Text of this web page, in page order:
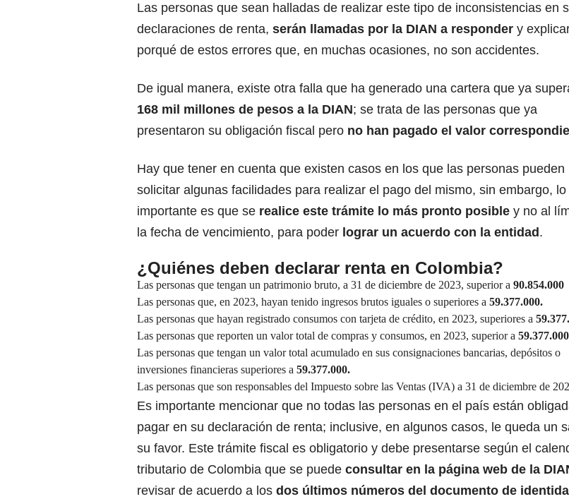
Las personas que sean halladas de realizar este tipo de inconsistencias en
declaraciones de renta, serán llamadas por la DIAN a responder y
porqué de estos errores que, en muchas ocasiones, no son accidentes.
De igual manera, existe otra falla que ha generado una cartera que ya
168 mil millones de pesos a la DIAN; se trata de las personas que ya
presentaron su obligación fiscal pero no han pagado el valor
Hay que tener en cuenta que existen casos en los que las personas pueden
solicitar algunas facilidades para realizar el pago del mismo, sin embargo, lo
importante es que se realice este trámite lo más pronto posible y no al
la fecha de vencimiento, para poder lograr un acuerdo con la entidad .
¿Quiénes deben declarar renta en Colombia?
Las personas que tengan un patrimonio bruto, a 31 de diciembre de 2023, superior a 90.854.000
Las personas que, en 2023, hayan tenido ingresos brutos iguales o superiores a 59.377.000.
Las personas que hayan registrado consumos con tarjeta de crédito, en 2023, superiores a
Las personas que reporten un valor total de compras y consumos, en 2023, superior a
Las personas que tengan un valor total acumulado en sus consignaciones bancarias, depósitos o
inversiones financieras superiores a 59.377.000.
Las personas que son responsables del Impuesto sobre las Ventas (IVA) a 31 de diciembre de
Es importante mencionar que no todas las personas en el país están
pagar en su declaración de renta; inclusive, en algunos casos, le queda un
su favor. Este trámite fiscal es obligatorio y debe presentarse según el
tributario de Colombia que se puede consultar en la página web de la
revisar de acuerdo a los dos últimos números del documento de